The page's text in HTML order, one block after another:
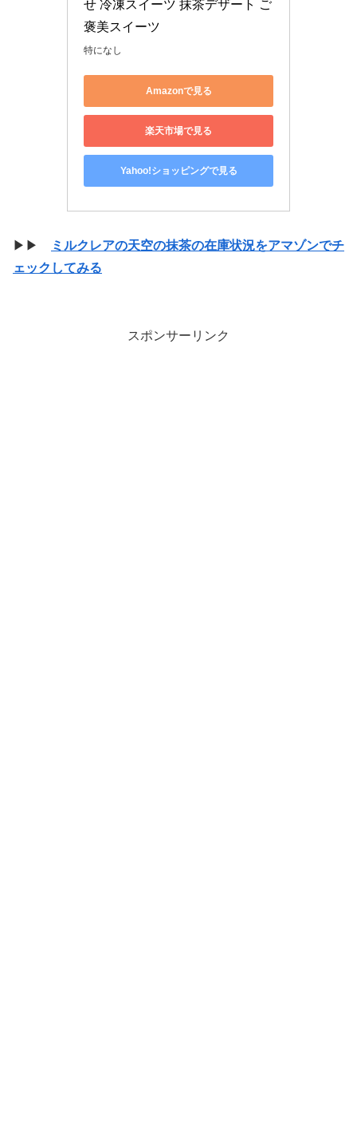
せ 冷凍スイーツ 抹茶デザート ご
褒美スイーツ
特になし
Amazonで見る
楽天市場で見る
Yahoo!ショッピングで見る
▶▶
ミルクレアの天空の抹茶の在庫状況をアマゾンでチ
ェックしてみる
スポンサーリンク